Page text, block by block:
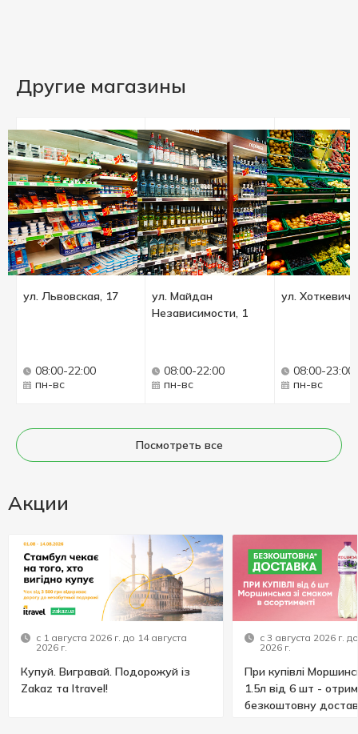
Другие магазины
ул. Львовская, 17
08:00-22:00
пн-вс
ул. Майдан
Независимости, 1
08:00-22:00
пн-вс
ул.
08:00-23:00
пн-вс
Посмотреть все
Акции
с 1 августа 2026 г. до 14 августа
2026 г.
Купуй. Вигравай. Подорожуй із
Zakaz та Itravel!
с 3 августа 2026 г.
2026 г.
При купівлі
1.5л від 6 шт -
безкоштовну